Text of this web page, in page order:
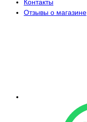
Контакты
Отзывы о магазине